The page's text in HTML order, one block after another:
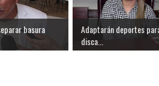
basura
Adaptarán deportes
disca...